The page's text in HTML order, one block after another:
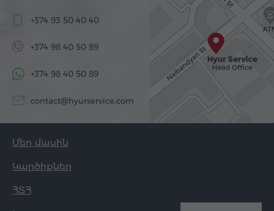
+374 93 50 40 40
+374 98 40 50 89
+374 98 40 50 89
contact@hyurservice.com
Մեր մասին
Կարծիքներ
ՀՏՀ